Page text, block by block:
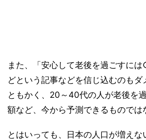
また、「安心して老後を過ごすに
どという記事などを信じ込むのも
ともかく、20～40代の人が老後を
額など、今から予測できるものでは
とはいっても、日本の人口が増え